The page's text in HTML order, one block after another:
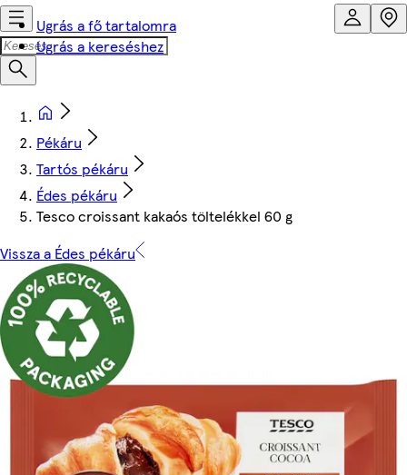
Ugrás a fő tartalomra
Ugrás a kereséshez
Pékáru
Tartós pékáru
Édes pékáru
Tesco croissant kakaós töltelékkel 60 g
Vissza a Édes pékáru